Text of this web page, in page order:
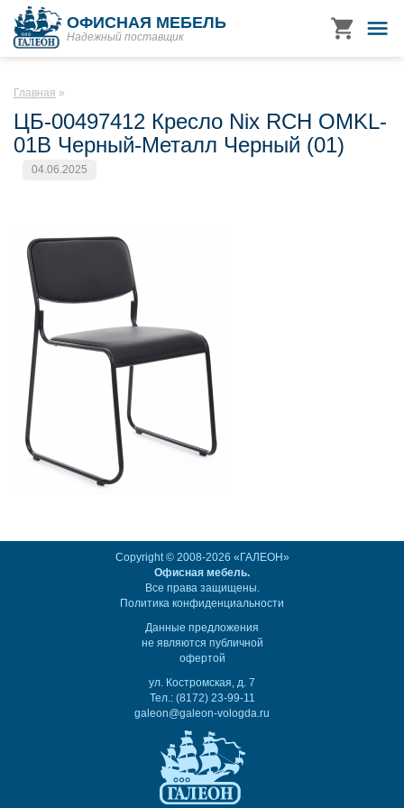
ОФИСНАЯ МЕБЕЛЬ
Надежный поставщик
Главная
ЦБ-00497412 Кресло Nix RCH OMKL-
01B Черный-Металл Черный (01)
04.06.2025
Copyright © 2008-2026 «ГАЛЕОН»
Офисная мебель.
Все права защищены.
Политика конфиденциальности
Данные предложения
не являются публичной
офертой
ул. Костромская, д. 7
Тел.: (8172) 23-99-11
galeon@galeon-vologda.ru